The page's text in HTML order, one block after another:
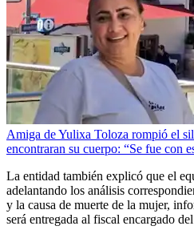
Amiga de Yulixa Toloza rompió el
encontraran su cuerpo: “Se fue con
La entidad también explicó que el
adelantando los análisis
y la causa de muerte de la mujer,
será entregada al fiscal encargado